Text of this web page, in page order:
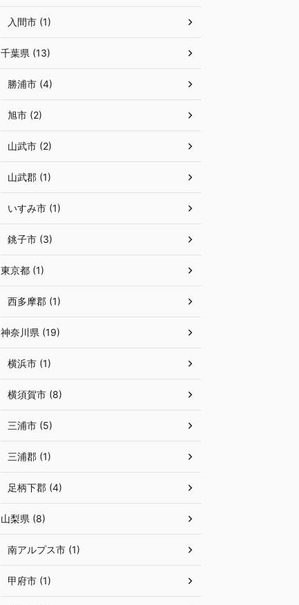
入間市 (1)
千葉県 (13)
勝浦市 (4)
旭市 (2)
山武市 (2)
山武郡 (1)
いすみ市 (1)
銚子市 (3)
東京都 (1)
西多摩郡 (1)
神奈川県 (19)
横浜市 (1)
横須賀市 (8)
三浦市 (5)
三浦郡 (1)
足柄下郡 (4)
山梨県 (8)
南アルプス市 (1)
甲府市 (1)